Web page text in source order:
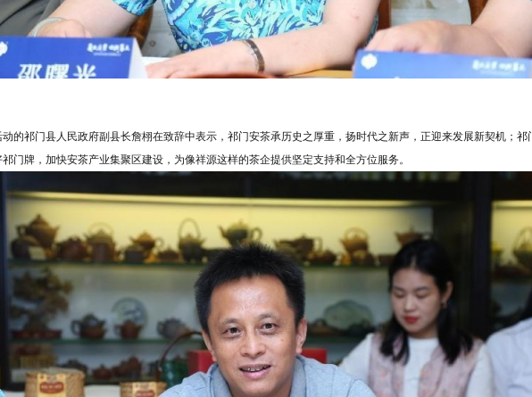
的祁门县人民政府副县长詹栩在致辞中表示，祁门安茶承历史之厚重，扬时代之新声，正迎来发展新契机；
门牌，加快安茶产业集聚区建设，为像祥源这样的茶企提供坚定支持和全方位服务。